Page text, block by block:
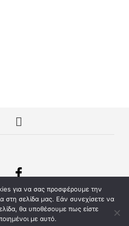
Μπλουζάκια με εκτύπωση
Δώρα και Ρούχα Εργασίας
kentrodiafimisis.gr
για να σας προσφέρουμε την
στη σελίδα μας. Εάν συνεχίσετε να
θα υποθέσουμε πως είστε
με αυτό.